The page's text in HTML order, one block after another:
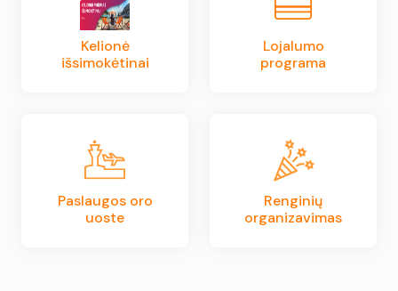
Kelionė
išsimokėtinai
Lojalumo
programa
Paslaugos oro
uoste
Renginių
organizavimas